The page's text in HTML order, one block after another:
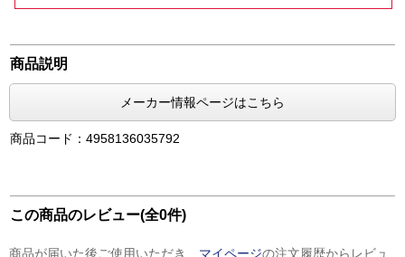
商品説明
メーカー情報ページはこちら
商品コード：4958136035792
この商品のレビュー(全0件)
商品が届いた後ご使用いただき、 マイページの注文履歴からレビュ